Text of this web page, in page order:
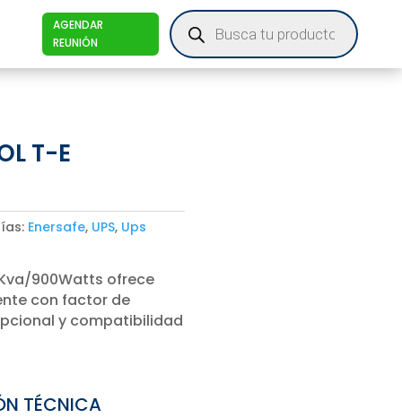
AGENDAR
REUNIÓN
Products
search
T-E
Enersafe, UPS, Ups
900Watts ofrece
con factor de
y compatibilidad
TÉCNICA